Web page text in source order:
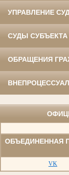
УПРАВЛЕНИЕ
СУДЫ
ОБРАЩЕНИЯ
ОБЪЕДИНЕННАЯ
VK